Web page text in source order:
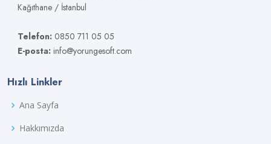
Kağıthane / İstanbul
Telefon: 0850 711 05 05
E-posta: info@yorungesoft.com
Hızlı Linkler
Ana Sayfa
Hakkımızda